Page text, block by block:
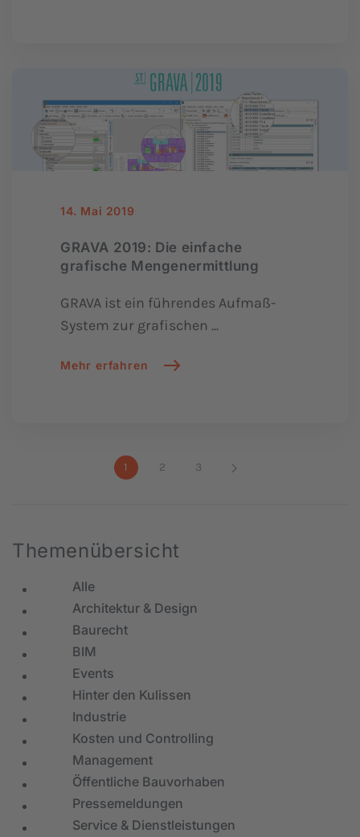
14. Mai 2019
GRAVA 2019: Die einfache
grafische Mengenermittlung
GRAVA ist ein führendes Aufmaß-
System zur grafischen ...
Mehr erfahren
1 2 3
Themenübersicht
Alle
Architektur & Design
Baurecht
BIM
Events
Hinter den Kulissen
Industrie
Kosten und Controlling
Management
Öffentliche Bauvorhaben
Pressemeldungen
Service & Dienstleistungen